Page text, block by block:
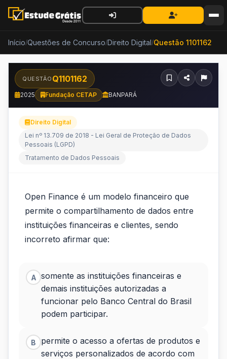
Início/Questões de Concurso/Direito Digital/Questão 1101162
QUESTÃO Q1101162
2025 Fundação CETAP BANPARÁ
Direito Digital
Lei nº 13.709 de 2018 - Lei Geral de Proteção de Dados
Pessoais (LGPD)
Tratamento de Dados Pessoais
Open
Finance
é
um
modelo
financeiro
que
permite
o...
Open Finance é um modelo financeiro que
permite o compartilhamento de dados entre
instituições financeiras e clientes, sendo
incorreto afirmar que:
A somente as instituições financeiras e
demais instituições autorizadas a
funcionar pelo Banco Central do Brasil
podem participar.
B
permite o acesso a ofertas de produtos e
serviços personalizados de acordo com